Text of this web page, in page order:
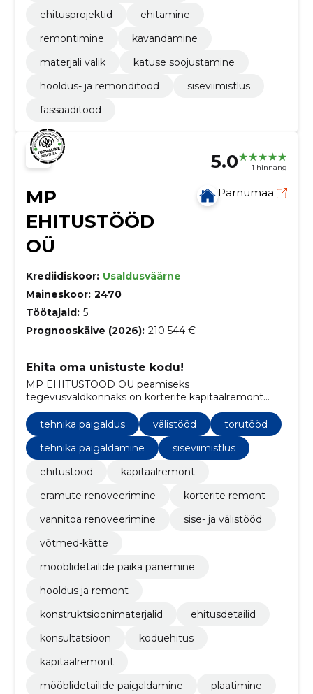
ehitusprojektid
ehitamine
remontimine
kavandamine
materjali valik
katuse soojustamine
hooldus- ja remonditööd
siseviimistlus
fassaaditööd
5.0 1 hinnang
MP
EHITUSTÖÖD
OÜ
Pärnumaa
Krediidiskoor: Usaldusväärne
Maineskoor: 2470
Töötajaid: 5
Prognooskäive (2026): 210 544 €
Ehita oma unistuste kodu!
MP EHITUSTÖÖD OÜ peamiseks
tegevusvaldkonnaks on korterite kapitaalremont
Pärnumaal. Teeme koostööd nii era- kui ka
äriklientidega. Meie eesmärk on pakkuda
kvaliteetseid lahendusi vastavalt teie soovidele.
Pakume sise- ja välistöid ka eramutele.
tehnika paigaldus välistööd
torutööd
tehnika paigaldamine
siseviimistlus
ehitustööd
kapitaalremont
eramute renoveerimine
korterite remont
vannitoa renoveerimine
sise- ja välistööd
võtmed-kätte
mööblidetailide paika panemine
hooldus ja remont
konstruktsioonimaterjalid
ehitusdetailid
konsultatsioon
koduehitus
kapitaalremont
mööblidetailide paigaldamine
plaatimine